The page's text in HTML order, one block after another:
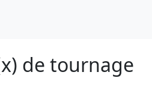
de tournage